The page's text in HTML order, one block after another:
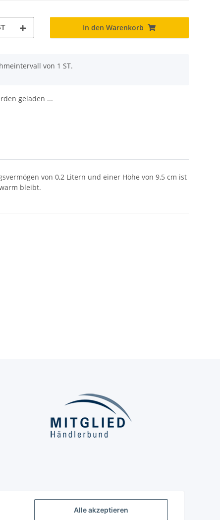
Alle akzeptieren
In den Warenkorb
von 1 ST.
geladen ...
von 0,2 Litern und einer Höhe von 9,5 cm ist
bleibt.